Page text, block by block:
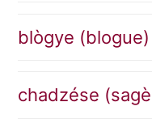
blògye (blogue)
chadzése